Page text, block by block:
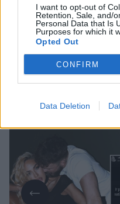
I want to opt-out of
Retention, Sale, and/
Personal Data that Is
Purposes for which it
Opted Out
CONFIRM
Data Deletion
Lrytas.lt
Po Oksanos Pikul
Dirksčio (24 m.)
besitęsiantis